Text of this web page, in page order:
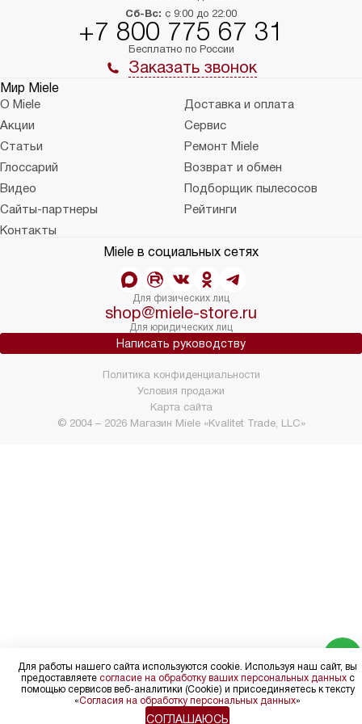
Сб-Вс: с 9:00 до 22:00
+7 800 775 67 31
Бесплатно по России
Заказать звонок
Мир Miele
О Miele
Доставка и оплата
Акции
Сервис
Статьи
Ремонт Miele
Глоссарий
Возврат и обмен
Видео
Подборщик пылесосов
Сайты-партнеры
Рейтинги
Контакты
Miele в социальных сетях
Для физических лиц
shop@miele-store.ru
Для юридических лиц
Написать руководству
© 2004 – 2026 Магазин Miele «Kvalitet Trade, LLC»
Политика конфиденциальности
Условия продажи
Карта сайта
Для работы нашего сайта используются cookie. Используя наш сайт, вы
предоставляете согласие на обработку ваших персональных данныхс
помощью сервисов веб-аналитики (Cookie) и присоединяетесь к тексту
«Согласия на обработку персональных данных»
СОГЛАШАЮСЬ